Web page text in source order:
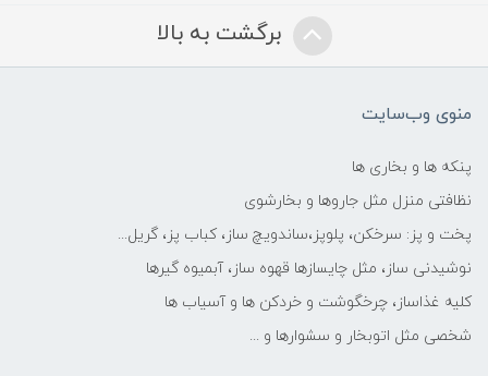
برگشت به بالا
منوی وب‌سایت
پنکه ها و بخاری ها
نظافتی منزل مثل جاروها و بخارشوی
پخت و پز: سرخکن، پلوپز،ساندویچ ساز، کباب پز، گریل...
نوشیدنی ساز، مثل چایسازها قهوه ساز، آبمیوه گیرها
کلیه غذاساز، چرخگوشت و خردکن ها و آسیاب ها
شخصی مثل اتوبخار و سشوارها و ...